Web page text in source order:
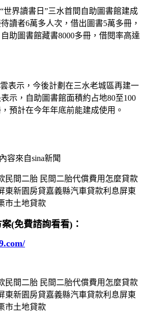
世界讀書日”三水首間自助圖書館建成
讀者6萬多人次，借出圖書5萬多冊，
助圖書館藏書8000多冊，借閱率高達
表示，今後計劃在三水老城區再建一
示，自助圖書館面積約占地80至100
預計在今年年底前能建成使用。
內容來自sina新聞
民間二胎 民間二胎代償費用怎麼貸款
東新園房貸嘉義縣汽車貸款利息屏東
市土地貸款
(免費諮詢看看)：
民間二胎 民間二胎代償費用怎麼貸款
東新園房貸嘉義縣汽車貸款利息屏東
市土地貸款